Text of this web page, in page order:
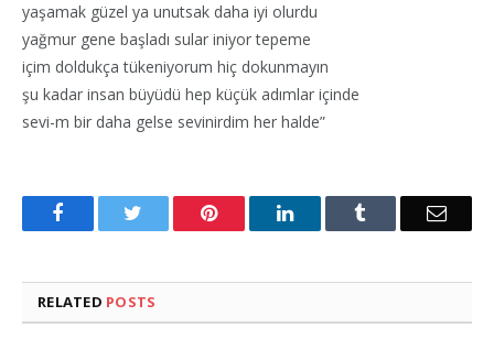
yaşamak güzel ya unutsak daha iyi olurdu
yağmur gene başladı sular iniyor tepeme
içim doldukça tükeniyorum hiç dokunmayın
şu kadar insan büyüdü hep küçük adımlar içinde
sevi-m bir daha gelse sevinirdim her halde”
Facebook Pinterest LinkedIn Email
RELATED POSTS